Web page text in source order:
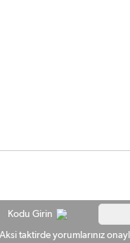
Kodu Girin
taktirde yorumlarınız